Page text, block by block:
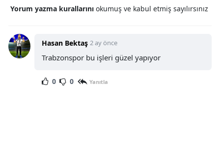
Yorum yazma kurallarını okumuş ve kabul etmiş sayılırsınız
Hasan Bektaş 2 ay önce
Trabzonspor bu işleri güzel yapıyor
0 0 Yanıtla